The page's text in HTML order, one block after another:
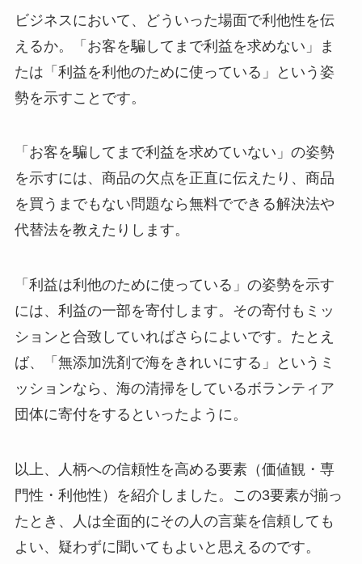
ビジネスにおいて、どういった場面で利他性を伝
えるか。「お客を騙してまで利益を求めない」ま
たは「利益を利他のために使っている」という姿
勢を示すことです。
「お客を騙してまで利益を求めていない」の姿勢
を示すには、商品の欠点を正直に伝えたり、商品
を買うまでもない問題なら無料でできる解決法や
代替法を教えたりします。
「利益は利他のために使っている」の姿勢を示す
には、利益の一部を寄付します。その寄付もミッ
ションと合致していればさらによいです。たとえ
ば、「無添加洗剤で海をきれいにする」というミ
ッションなら、海の清掃をしているボランティア
団体に寄付をするといったように。
以上、人柄への信頼性を高める要素（価値観・専
門性・利他性）を紹介しました。この3要素が揃っ
たとき、人は全面的にその人の言葉を信頼しても
よい、疑わずに聞いてもよいと思えるのです。